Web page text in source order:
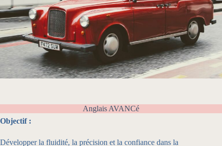
Anglais AVANCé
Objectif :
Développer la fluidité, la précision et la confiance dans la